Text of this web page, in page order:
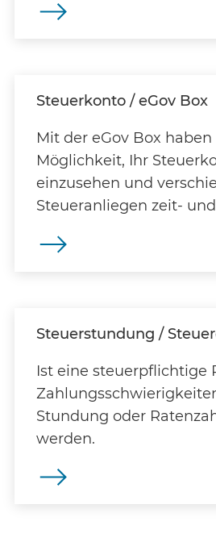
Steuerkonto / eGov Box
Mit der eGov Box haben
Möglichkeit, Ihr
einzusehen und
Steueranliegen zeit- und
Steuerstundung /
Ist eine steuerpflichtige
Stundung oder
werden.